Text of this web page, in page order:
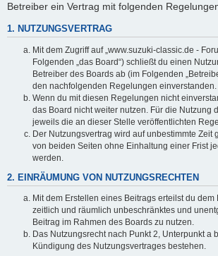
Betreiber ein Vertrag mit folgenden
1. NUTZUNGSVERTRAG
Mit dem Zugriff auf „www.suzuki-classic.de -
Folgenden „das Board“) schließt du einen
Betreiber des Boards ab (im Folgenden
den nachfolgenden Regelungen einverstanden.
Wenn du mit diesen Regelungen nicht
das Board nicht weiter nutzen. Für die Nutzung
jeweils die an dieser Stelle veröffentlichten
Der Nutzungsvertrag wird auf unbestimmte Zeit
von beiden Seiten ohne Einhaltung einer Frist
werden.
2. EINRÄUMUNG VON NUTZUNGSRECHTEN
Mit dem Erstellen eines Beitrags erteilst du
zeitlich und räumlich unbeschränktes und
Beitrag im Rahmen des Boards zu nutzen.
Das Nutzungsrecht nach Punkt 2, Unterpunkt a
Kündigung des Nutzungsvertrages bestehen.